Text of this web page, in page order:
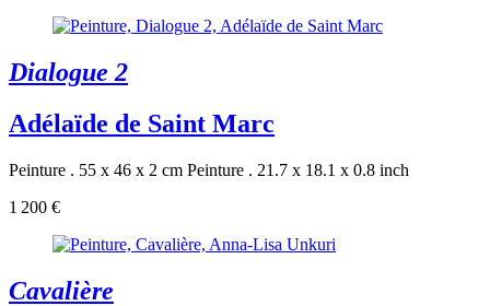
Dialogue 2
Adélaïde de Saint Marc
Peinture . 55 x 46 x 2 cm Peinture . 21.7 x 18.1 x 0.8 inch
1 200 €
Cavalière